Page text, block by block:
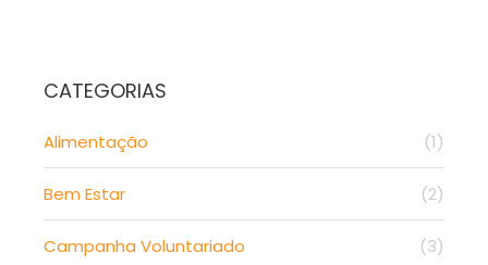
CATEGORIAS
Alimentação (1)
Bem Estar (2)
Campanha Voluntariado (3)